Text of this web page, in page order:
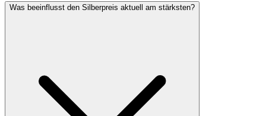
Was beeinflusst den Silberpreis aktuell am stärksten?